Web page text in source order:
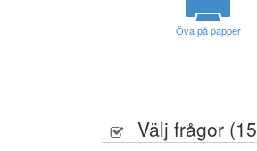
Öva på papper
Välj frågor (15